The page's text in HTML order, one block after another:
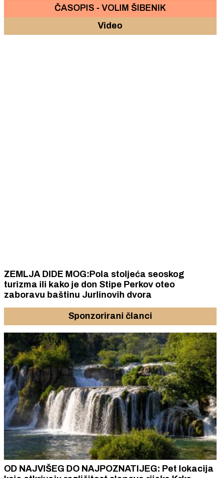
ČASOPIS - VOLIM ŠIBENIK
Video
ZEMLJA DIDE MOG:Pola stoljeća seoskog
turizma ili kako je don Stipe Perkov oteo
zaboravu baštinu Jurlinovih dvora
Sponzorirani članci
OD NAJVIŠEG DO NAJPOZNATIJEG: Pet lokacija